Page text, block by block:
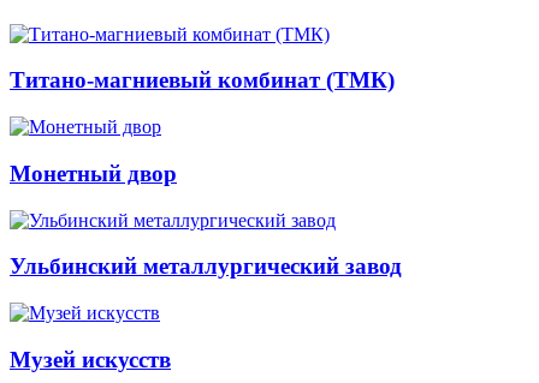
Титано-магниевый комбинат (ТМК)
Монетный двор
Ульбинский металлургический завод
Музей искусств